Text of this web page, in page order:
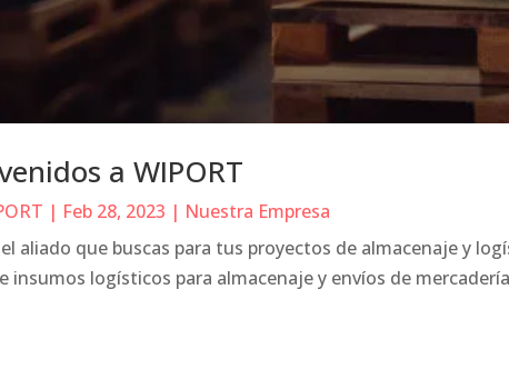
a WIPORT
| Feb 28, 2023 | Nuestra Empresa
aliado que buscas para tus proyectos de almacenaje y
insumos logísticos para almacenaje y envíos de